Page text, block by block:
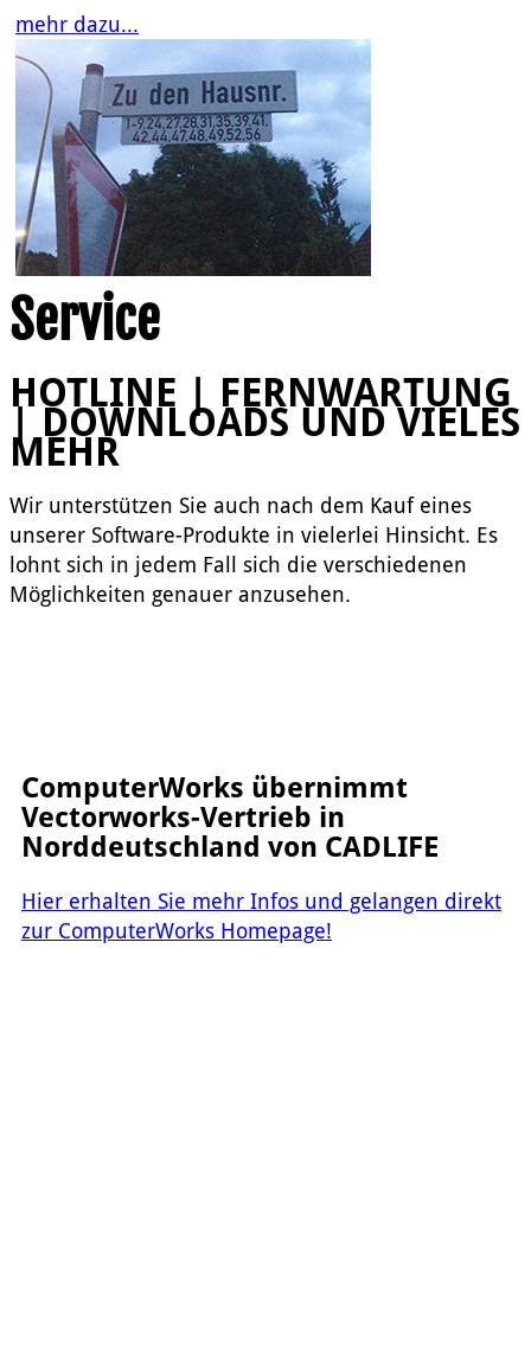
mehr dazu...
Service
HOTLINE | FERNWARTUNG
| DOWNLOADS UND VIELES
MEHR
Wir unterstützen Sie auch nach dem Kauf eines
unserer Software-Produkte in vielerlei Hinsicht. Es
lohnt sich in jedem Fall sich die verschiedenen
Möglichkeiten genauer anzusehen.
ComputerWorks übernimmt
Vectorworks-Vertrieb in
Norddeutschland von CADLIFE
Hier erhalten Sie mehr Infos und gelangen direkt
zur ComputerWorks Homepage!